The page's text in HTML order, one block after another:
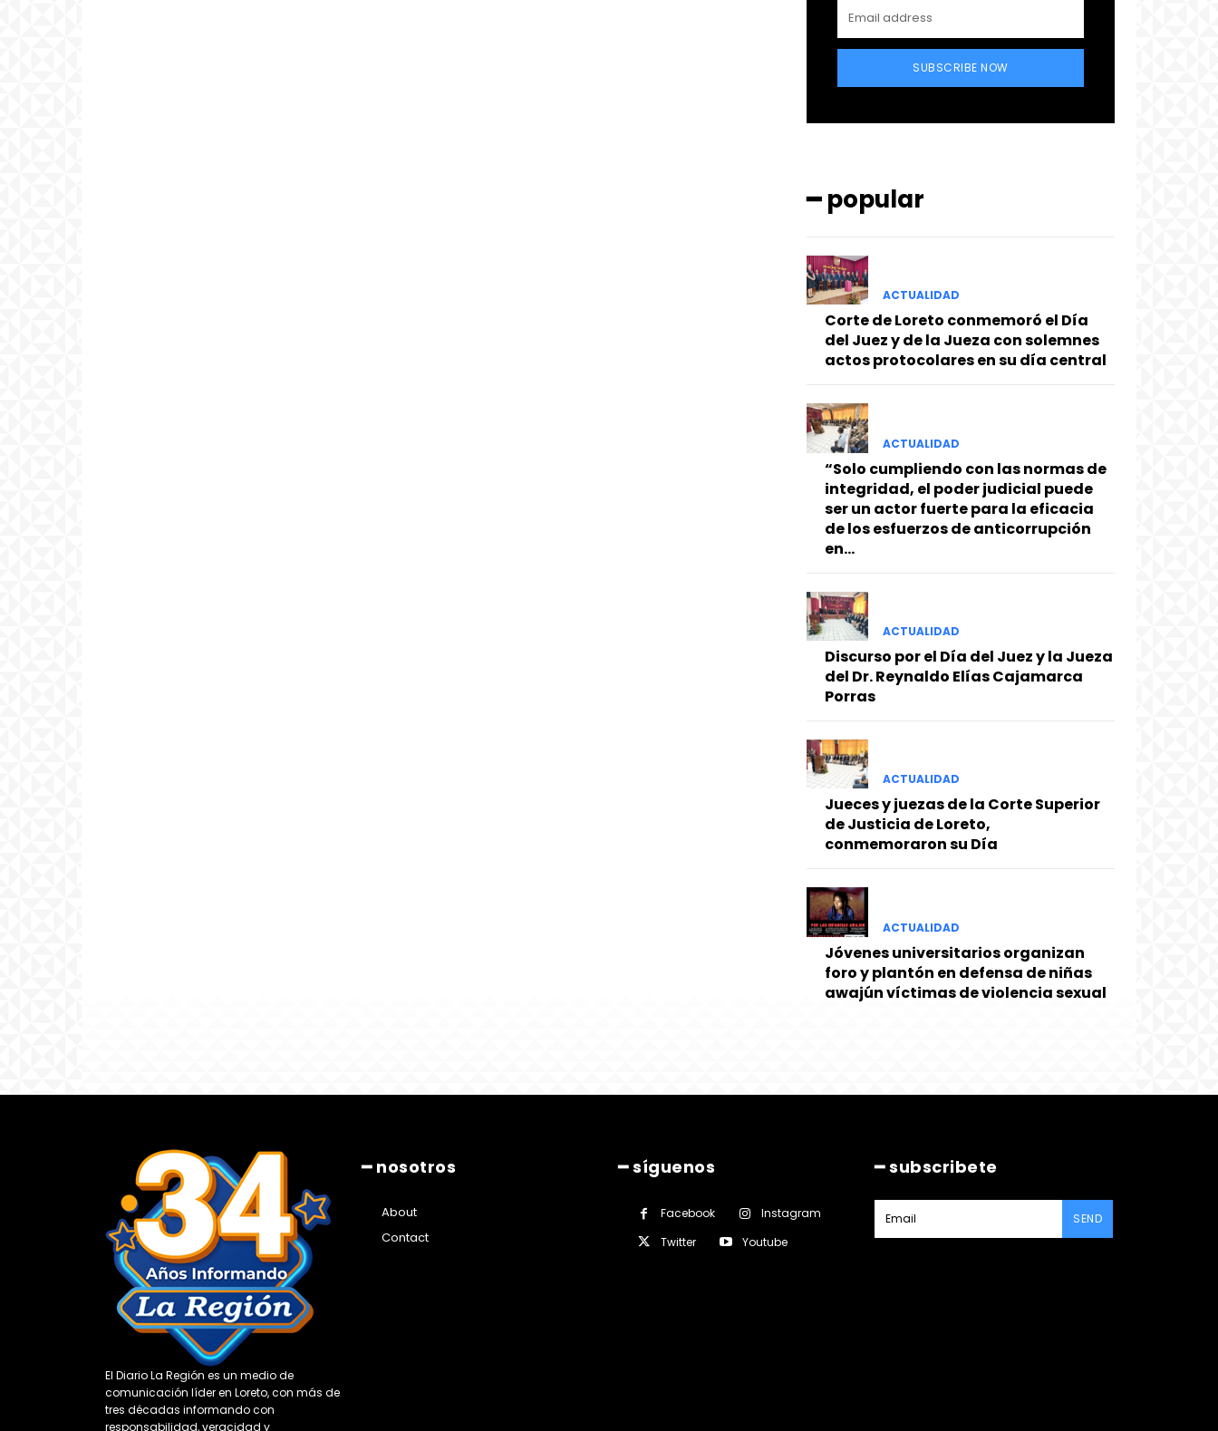
SUBSCRIBE NOW
━ popular
ACTUALIDAD
Corte de Loreto conmemoró el Día
del Juez y de la Jueza con solemnes
actos protocolares en su día central
ACTUALIDAD
“Solo cumpliendo con las normas de
integridad, el poder judicial puede
ser un actor fuerte para la eficacia
de los esfuerzos de anticorrupción
en...
ACTUALIDAD
Discurso por el Día del Juez y la Jueza
del Dr. Reynaldo Elías Cajamarca
Porras
ACTUALIDAD
Jueces y juezas de la Corte Superior
de Justicia de Loreto,
conmemoraron su Día
ACTUALIDAD
Jóvenes universitarios organizan
foro y plantón en defensa de niñas
awajún víctimas de violencia sexual
El Diario La Región es un medio de
comunicación líder en Loreto, con más de
tres décadas informando con
responsabilidad, veracidad y
━ nosotros
About
Contact
━ síguenos
Facebook
Instagram
Twitter
Youtube
━ subscribete
SEND